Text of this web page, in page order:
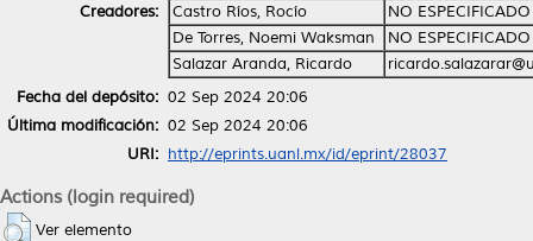
Creadores:
Castro Ríos, Rocío
NO ESPECIFICADO
De Torres, Noemi Waksman
NO ESPECIFICADO
Salazar Aranda, Ricardo
Fecha del depósito: 02 Sep 2024 20:06
Última modificación: 02 Sep 2024 20:06
URI: http://eprints.uanl.mx/id/eprint/28037
Actions (login required)
Ver elemento